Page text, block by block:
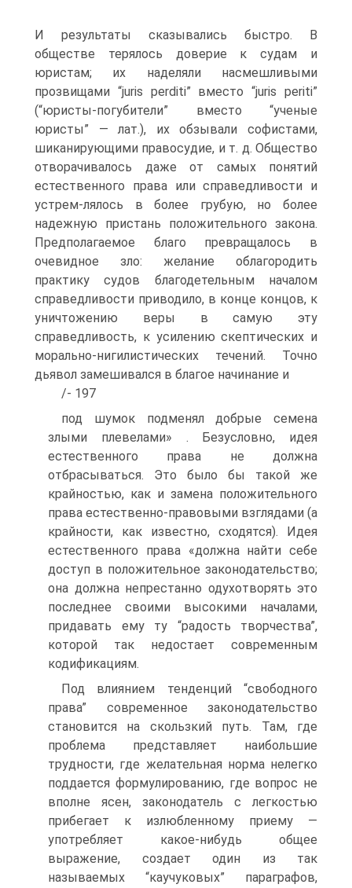
И результаты сказывались быстро. В
обществе терялось доверие к судам и
юристам; их наделяли насмешливыми
прозвищами “juris perditi” вместо “juris periti”
(“юристы-погубители” вместо “ученые
юристы” — лат.), их обзывали софистами,
шиканирующими правосудие, и т. д. Общество
отворачивалось даже от самых понятий
естественного права или справедливости и
устрем-лялось в более грубую, но более
надежную пристань положительного закона.
Предполагаемое благо превращалось в
очевидное зло: желание облагородить
практику судов благодетельным началом
справедливости приводило, в конце концов, к
уничтожению веры в самую эту
справедливость, к усилению скептических и
морально-нигилистических течений. Точно
дьявол замешивался в благое начинание и
/- 197
под шумок подменял добрые семена
злыми плевелами» . Безусловно, идея
естественного права не должна
отбрасываться. Это было бы такой же
крайностью, как и замена положительного
права естественно-правовыми взглядами (а
крайности, как известно, сходятся). Идея
естественного права «должна найти себе
доступ в положительное законодательство;
она должна непрестанно одухотворять это
последнее своими высокими началами,
придавать ему ту “радость творчества”,
которой так недостает современным
кодификациям.
Под влиянием тенденций “свободного
права” современное законодательство
становится на скользкий путь. Там, где
проблема представляет наибольшие
трудности, где желательная норма нелегко
поддается формулированию, где вопрос не
вполне ясен, законодатель с легкостью
прибегает к излюбленному приему —
употребляет какое-нибудь общее
выражение, создает один из так
называемых “каучуковых” параграфов,